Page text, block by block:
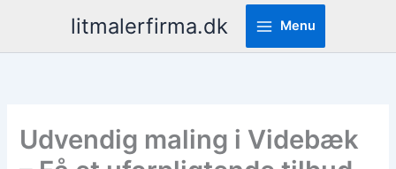
turinio
litmalerfirma.dk Menu
Udvendig maling i Videbæk